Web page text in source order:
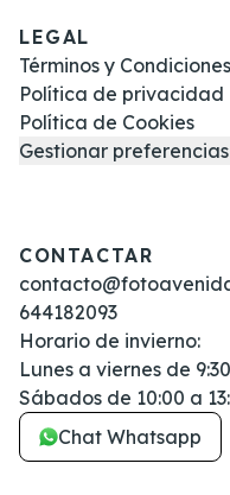
LEGAL
Términos y Condiciones
Política de privacidad
Política de Cookies
Gestionar
CONTACTAR
644182093
Horario de invierno:
Lunes a viernes de
Sábados de 10:00 a
Chat Whatsapp